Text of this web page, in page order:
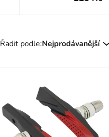
Řadit podle:Nejprodávanější